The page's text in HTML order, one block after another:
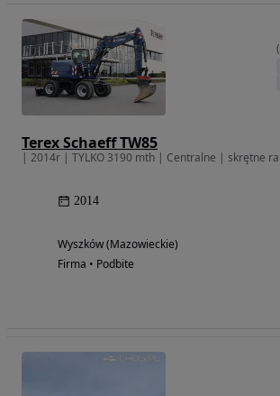
Terex Schaeff TW85
2014
Wyszków (Mazowieckie)
Firma • Podbite
(